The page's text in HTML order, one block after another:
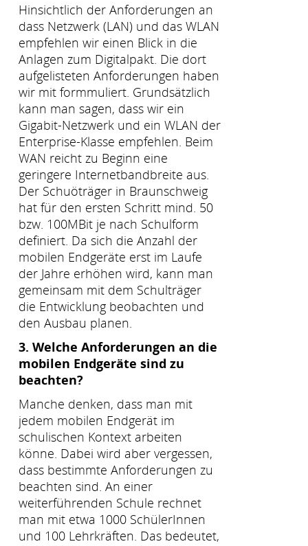
Hinsichtlich der Anforderungen an
dass Netzwerk (LAN) und das WLAN
empfehlen wir einen Blick in die
Anlagen zum Digitalpakt. Die dort
aufgelisteten Anforderungen haben
wir mit formmuliert. Grundsätzlich
kann man sagen, dass wir ein
Gigabit-Netzwerk und ein WLAN der
Enterprise-Klasse empfehlen. Beim
WAN reicht zu Beginn eine
geringere Internetbandbreite aus.
Der Schuöträger in Braunschweig
hat für den ersten Schritt mind. 50
bzw. 100MBit je nach Schulform
definiert. Da sich die Anzahl der
mobilen Endgeräte erst im Laufe
der Jahre erhöhen wird, kann man
gemeinsam mit dem Schulträger
die Entwicklung beobachten und
den Ausbau planen.
3. Welche Anforderungen an die
mobilen Endgeräte sind zu
beachten?
Manche denken, dass man mit
jedem mobilen Endgerät im
schulischen Kontext arbeiten
könne. Dabei wird aber vergessen,
dass bestimmte Anforderungen zu
beachten sind. An einer
weiterführenden Schule rechnet
man mit etwa 1000 SchülerInnen
und 100 Lehrkräften. Das bedeutet,